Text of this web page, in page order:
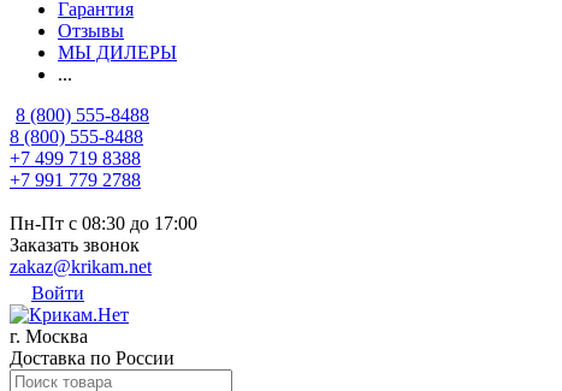
Гарантия
Отзывы
МЫ ДИЛЕРЫ
...
8 (800) 555-8488
8 (800) 555-8488
+7 499 719 8388
+7 991 779 2788
Пн-Пт с 08:30 до 17:00
Заказать звонок
zakaz@krikam.net
Войти
г. Москва
Доставка по России